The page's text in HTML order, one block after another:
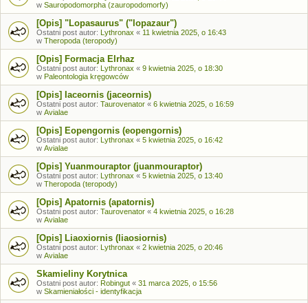
w Sauropodomorpha (zauropodomorfy)
[Opis] "Lopasaurus" ("lopazaur")
Ostatni post autor: Lythronax « 11 kwietnia 2025, o 16:43
w Theropoda (teropody)
[Opis] Formacja Elrhaz
Ostatni post autor: Lythronax « 9 kwietnia 2025, o 18:30
w Paleontologia kręgowców
[Opis] Iaceornis (jaceornis)
Ostatni post autor: Taurovenator « 6 kwietnia 2025, o 16:59
w Avialae
[Opis] Eopengornis (eopengornis)
Ostatni post autor: Lythronax « 5 kwietnia 2025, o 16:42
w Avialae
[Opis] Yuanmouraptor (juanmouraptor)
Ostatni post autor: Lythronax « 5 kwietnia 2025, o 13:40
w Theropoda (teropody)
[Opis] Apatornis (apatornis)
Ostatni post autor: Taurovenator « 4 kwietnia 2025, o 16:28
w Avialae
[Opis] Liaoxiornis (liaosiornis)
Ostatni post autor: Lythronax « 2 kwietnia 2025, o 20:46
w Avialae
Skamieliny Korytnica
Ostatni post autor: Robingut « 31 marca 2025, o 15:56
w Skamieniałości - identyfikacja